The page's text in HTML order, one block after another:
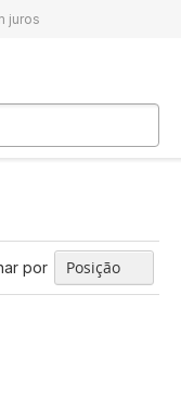
juros
por